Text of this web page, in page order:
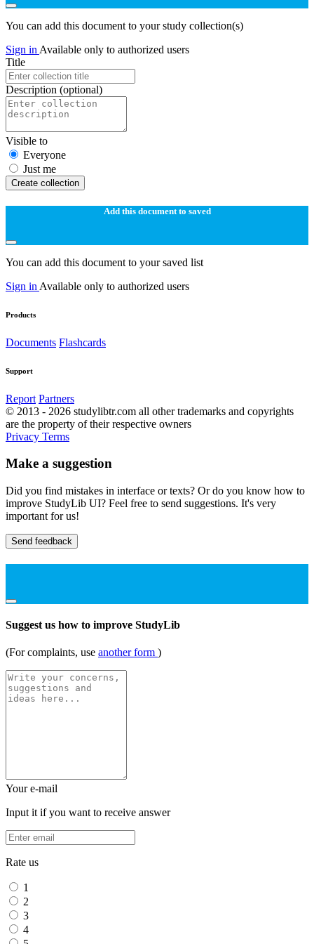
You can add this document to your study collection(s)
Sign in Available only to authorized users
Title
Description (optional)
Visible to
Everyone
Just me
Create collection
Add this document to saved
You can add this document to your saved list
Sign in Available only to authorized users
Products
Documents Flashcards
Support
Report Partners
© 2013 - 2026 studylibtr.com all other trademarks and copyrights
are the property of their respective owners
Privacy Terms
Make a suggestion
Did you find mistakes in interface or texts? Or do you know how to
improve StudyLib UI? Feel free to send suggestions. It's very
important for us!
Send feedback
Suggest us how to improve StudyLib
(For complaints, use another form )
Your e-mail
Input it if you want to receive answer
Rate us
1
2
3
4